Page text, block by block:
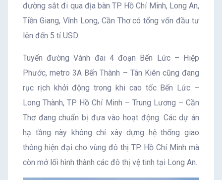
đường sắt đi qua địa bàn TP. Hồ Chí Minh, Long An,
Tiền Giang, Vĩnh Long, Cần Thơ có tổng vốn đầu tư
lên đến 5 tỉ USD.
Tuyến đường Vành đai 4 đoạn Bến Lức – Hiệp
Phước, metro 3A Bến Thành – Tân Kiên cũng đang
rục rịch khởi động trong khi cao tốc Bến Lức –
Long Thành, TP. Hồ Chí Minh – Trung Lương – Cần
Thơ đang chuẩn bị đưa vào hoạt động. Các dự án
hạ tầng này không chỉ xây dựng hệ thống giao
thông hiện đại cho vùng đô thị TP. Hồ Chí Minh mà
còn mở lối hình thành các đô thị vệ tinh tại Long An.